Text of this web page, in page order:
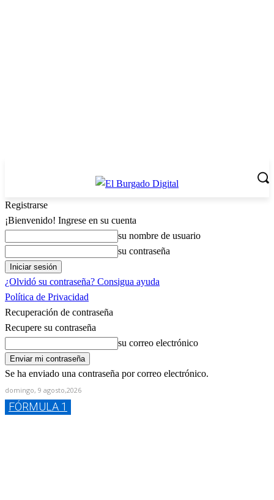
Registrarse
¡Bienvenido! Ingrese en su cuenta
su nombre de usuario
su contraseña
¿Olvidó su contraseña? Consigua ayuda
Política de Privacidad
Recuperación de contraseña
Recupere su contraseña
su correo electrónico
Se ha enviado una contraseña por correo electrónico.
domingo, 9 agosto,2026
FÓRMULA 1